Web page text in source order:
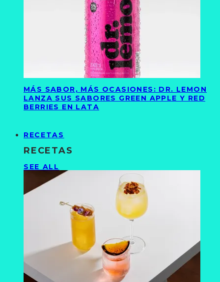
MÁS SABOR, MÁS OCASIONES: DR. LEMON
LANZA SUS SABORES GREEN APPLE Y RED
BERRIES EN LATA
RECETAS
RECETAS
SEE ALL